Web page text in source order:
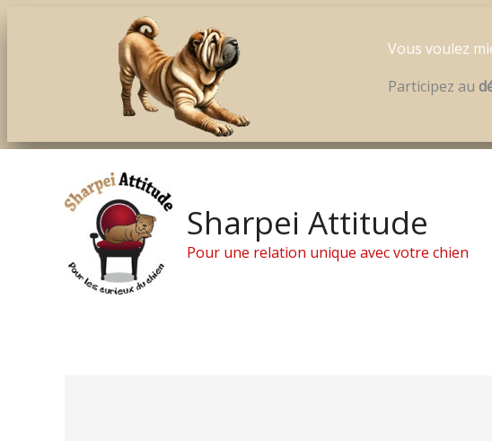
Vous voulez
Participez au
Sharpei Attitude
Pour une relation unique avec votre chien